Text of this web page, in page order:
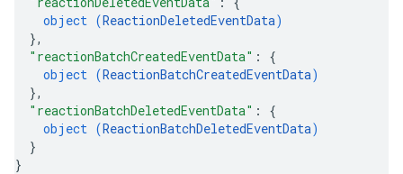
object (ReactionDeletedEventData)
},
"reactionBatchCreatedEventData" : {
object (ReactionBatchCreatedEventData)
},
"reactionBatchDeletedEventData" : {
object (ReactionBatchDeletedEventData)
}
}